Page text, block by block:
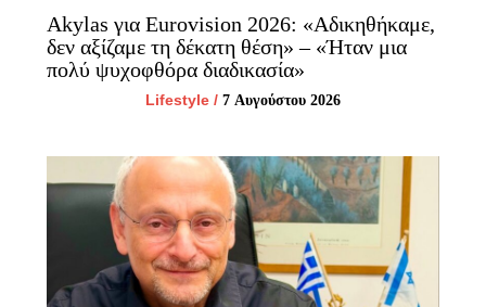
Akylas για Eurovision 2026: «Aδικηθήκαμε,
δεν αξίζαμε τη δέκατη θέση» – «Ήταν μια
πολύ ψυχοφθόρα διαδικασία»
Lifestyle / 7 Αυγούστου 2026